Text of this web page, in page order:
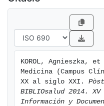
KOROL, Agnieszka,
Medicina (Campus
XX al siglo XXI.
BIBLIOsalud 2014.
Información y